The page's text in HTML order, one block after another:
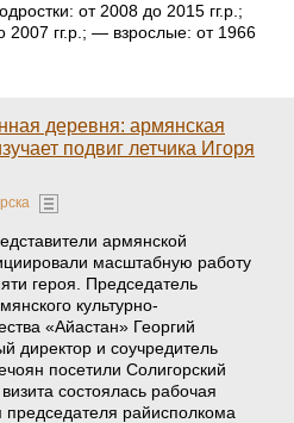
от 2008 до 2015 гг.р.;
гг.р.; — взрослые: от 1966
деревня: армянская
подвиг летчика Игоря
армянской
масштабную работу
героя. Председатель
культурно-
«Айастан» Георгий
директор и соучредитель
посетили Солигорский
состоялась рабочая
председателя райисполкома